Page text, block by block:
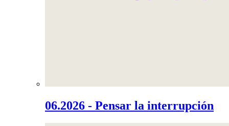
06.2026 - Pensar la interrupción